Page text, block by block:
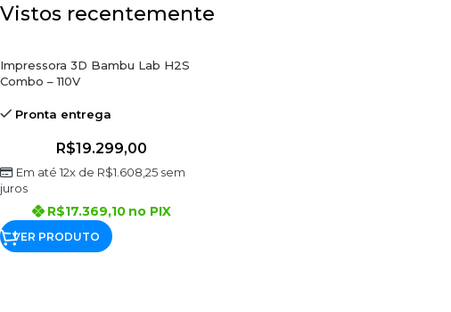
Vistos recentemente
Impressora 3D Bambu Lab H2S
Combo – 110V
Pronta entrega
R$19.299,00
Em até 12x de R$1.608,25 sem
juros
R$17.369,10 no PIX
VER PRODUTO